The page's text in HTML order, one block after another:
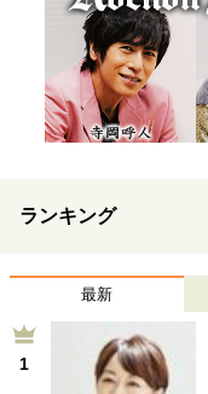
ランキング
最新
1